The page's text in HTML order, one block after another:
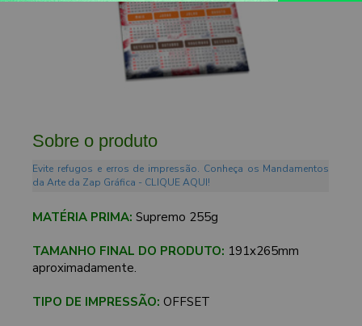
Sobre o produto
Evite refugos e erros de impressão. Conheça os Mandamentos
da Arte da Zap Gráfica - CLIQUE AQUI!
MATÉRIA PRIMA: Supremo 255g
TAMANHO FINAL DO PRODUTO: 191x265mm
aproximadamente.
TIPO DE IMPRESSÃO: OFFSET